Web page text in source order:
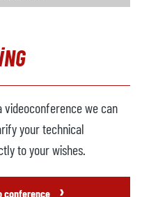
mevcut
videoconference we can
your technical
to your wishes.
conference ›